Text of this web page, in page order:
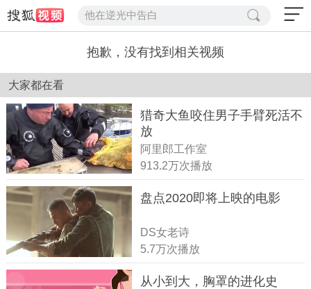
他在逆光中告白
抱歉，没有找到相关视频
大家都在看
猎奇大鱼咬住男子手臂死活不
放
阿里郎工作室
913.2万次播放
盘点2020即将上映的电影
DS女老诗
5.7万次播放
从小到大，胸罩的进化史